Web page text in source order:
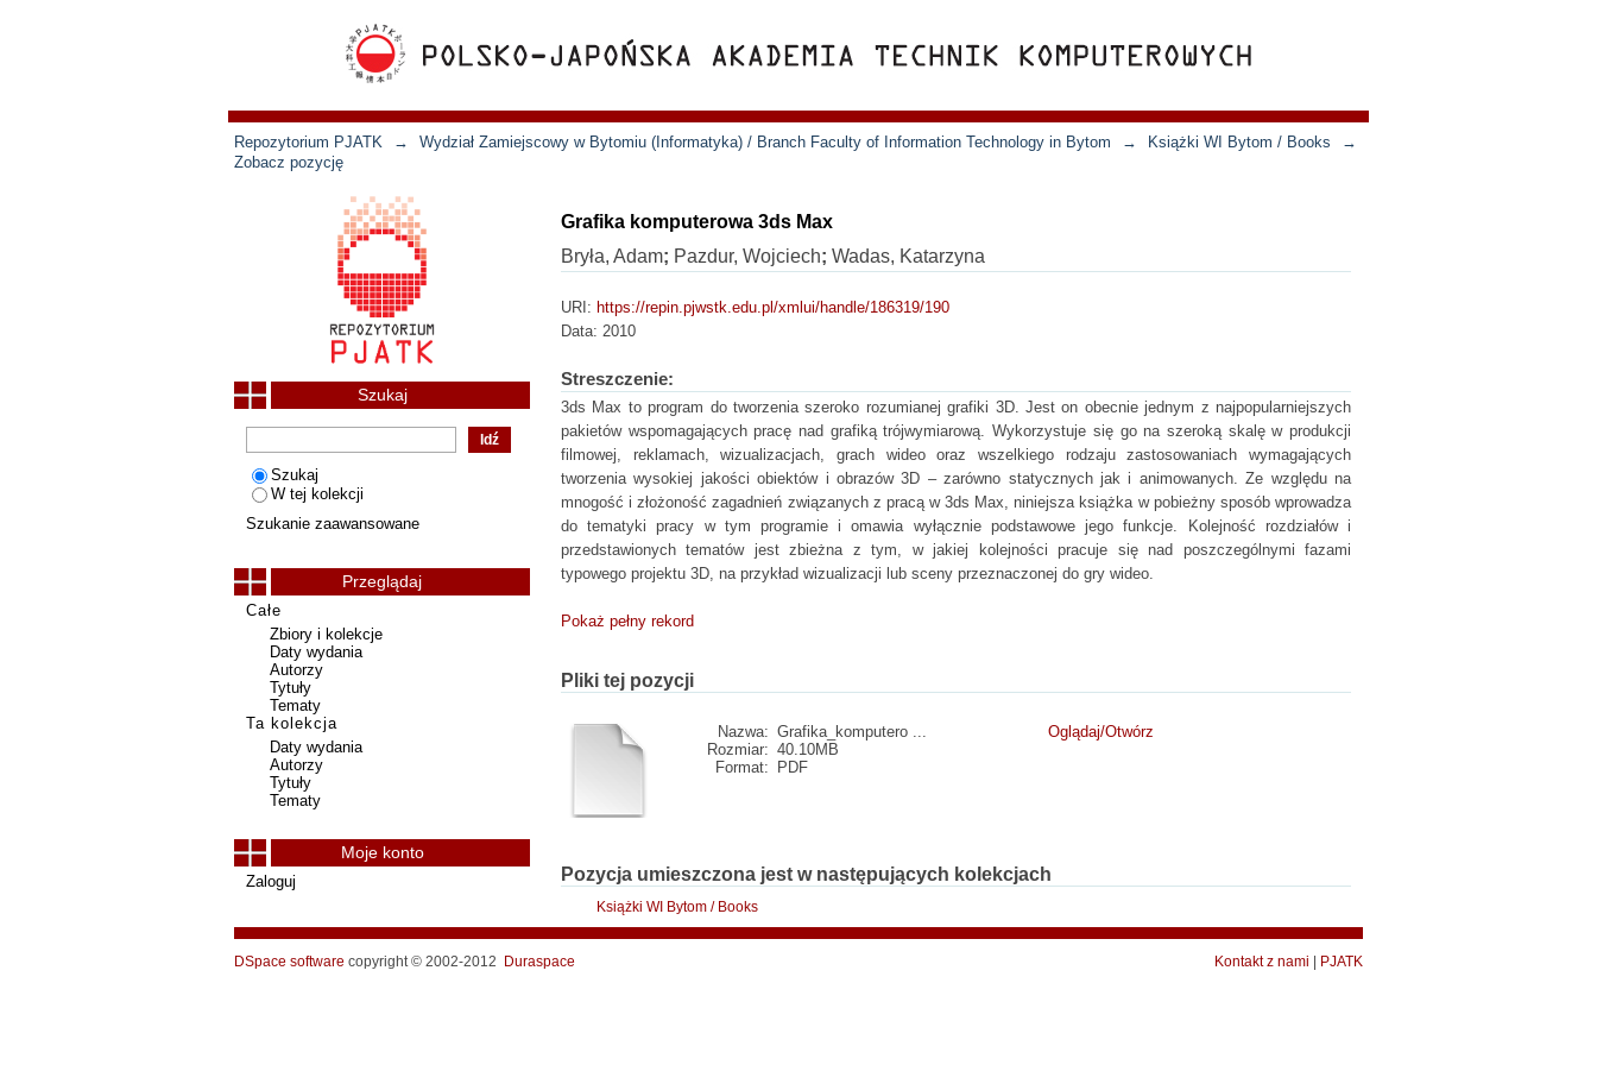
Repozytorium PJATK → Wydział Zamiejscowy w Bytomiu (Informatyka) / Branch Faculty of Information Technology in Bytom → Książki WI Bytom / Books
→
Zobacz pozycję
Grafika komputerowa 3ds Max
Bryła, Adam; Pazdur, Wojciech; Wadas, Katarzyna
URI: https://repin.pjwstk.edu.pl/xmlui/handle/186319/190
Data: 2010
Streszczenie:
3ds Max to program do tworzenia szeroko rozumianej grafiki 3D. Jest on obecnie jednym z najpopularniejszych
pakietów wspomagających pracę nad grafiką trójwymiarową. Wykorzystuje się go na szeroką skalę w produkcji
filmowej, reklamach, wizualizacjach, grach wideo oraz wszelkiego rodzaju zastosowaniach wymagających
tworzenia wysokiej jakości obiektów i obrazów 3D – zarówno statycznych jak i animowanych. Ze względu na
mnogość i złożoność zagadnień związanych z pracą w 3ds Max, niniejsza książka w pobieżny sposób wprowadza
do tematyki pracy w tym programie i omawia wyłącznie podstawowe jego funkcje. Kolejność rozdziałów i
przedstawionych tematów jest zbieżna z tym, w jakiej kolejności pracuje się nad poszczególnymi fazami
typowego projektu 3D, na przykład wizualizacji lub sceny przeznaczonej do gry wideo.
Pokaż pełny rekord
Pliki tej pozycji
Nazwa: Grafika_komputero ...
Rozmiar: 40.10MB
Format:
PDF
Oglądaj/Otwórz
Pozycja umieszczona jest w następujących kolekcjach
Książki WI Bytom / Books
Szukaj
Szukaj
W tej kolekcji
Szukanie zaawansowane
Przeglądaj
Całe
Zbiory i kolekcje
Daty wydania
Autorzy
Tytuły
Tematy
Ta kolekcja
Daty wydania
Autorzy
Tytuły
Tematy
Moje konto
Zaloguj
DSpace software copyright © 2002-2012 Duraspace Kontakt z nami PJATK